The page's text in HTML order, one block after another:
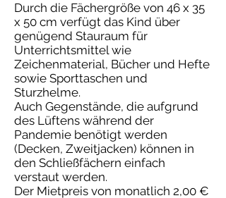
Durch die Fächergröße von 46 x 35
x 50 cm verfügt das Kind über
genügend Stauraum für
Unterrichtsmittel wie
Zeichenmaterial, Bücher und Hefte
sowie Sporttaschen und
Sturzhelme.
Auch Gegenstände, die aufgrund
des Lüftens während der
Pandemie benötigt werden
(Decken, Zweitjacken) können in
den Schließfächern einfach
verstaut werden.
Der Mietpreis von monatlich 2,00 €